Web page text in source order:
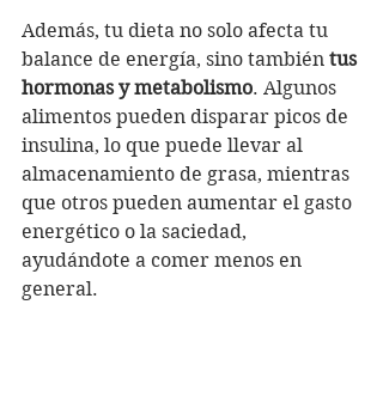
Además, tu dieta no solo afecta tu
balance de energía, sino también tus
hormonas y metabolismo. Algunos
alimentos pueden disparar picos de
insulina, lo que puede llevar al
almacenamiento de grasa, mientras
que otros pueden aumentar el gasto
energético o la saciedad,
ayudándote a comer menos en
general.